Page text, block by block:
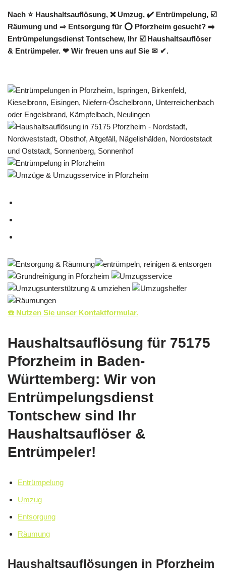
Nach ⭐ Haushaltsauflösung, ❌ Umzug, ✔️ Entrümpelung, ☑️
Räumung und ⇒ Entsorgung für ⭕ Pforzheim gesucht? ➡️
Entrümpelungsdienst Tontschew, Ihr ☑️ Haushaltsauflöser
& Entrümpeler. ❤ Wir freuen uns auf Sie ✉ ✔.
☎️ Nutzen Sie unser Kontaktformular.
Haushaltsauflösung für 75175
Pforzheim in Baden-
Württemberg: Wir von
Entrümpelungsdienst
Tontschew sind Ihr
Haushaltsauflöser &
Entrümpeler!
Entrümpelung
Umzug
Entsorgung
Räumung
Haushaltsauflösungen in Pforzheim